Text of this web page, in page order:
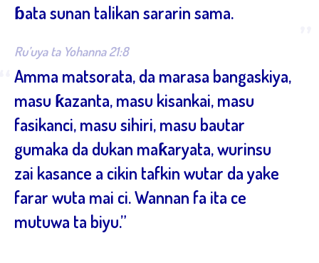
ɓata sunan talikan sararin sama.
Ru’uya ta Yohanna 21:8
Amma matsorata, da marasa bangaskiya,
masu ƙazanta, masu kisankai, masu
fasikanci, masu sihiri, masu bautar
gumaka da dukan maƙaryata, wurinsu
zai kasance a cikin tafkin wutar da yake
farar wuta mai ci. Wannan fa ita ce
mutuwa ta biyu.”